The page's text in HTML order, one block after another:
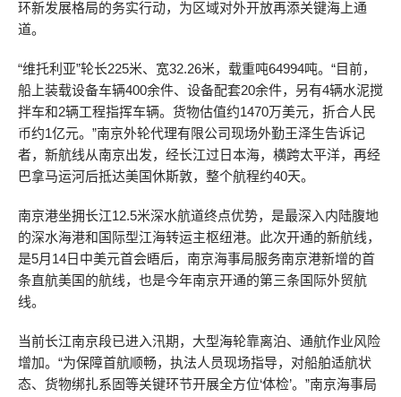
环新发展格局的务实行动，为区域对外开放再添关键海上通
道。
“维托利亚”轮长225米、宽32.26米，载重吨64994吨。“目前，
船上装载设备车辆400余件、设备配套20余件，另有4辆水泥搅
拌车和2辆工程指挥车辆。货物估值约1470万美元，折合人民
币约1亿元。”南京外轮代理有限公司现场外勤王泽生告诉记
者，新航线从南京出发，经长江过日本海，横跨太平洋，再经
巴拿马运河后抵达美国休斯敦，整个航程约40天。
南京港坐拥长江12.5米深水航道终点优势，是最深入内陆腹地
的深水海港和国际型江海转运主枢纽港。此次开通的新航线，
是5月14日中美元首会晤后，南京海事局服务南京港新增的首
条直航美国的航线，也是今年南京开通的第三条国际外贸航
线。
当前长江南京段已进入汛期，大型海轮靠离泊、通航作业风险
增加。“为保障首航顺畅，执法人员现场指导，对船舶适航状
态、货物绑扎系固等关键环节开展全方位‘体检’。”南京海事局